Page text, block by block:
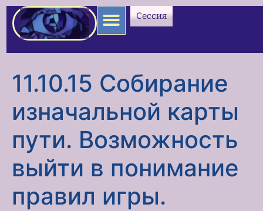
содержимому
Сессия
11.10.15 Собирание
изначальной карты
пути. Возможность
выйти в понимание
правил игры.